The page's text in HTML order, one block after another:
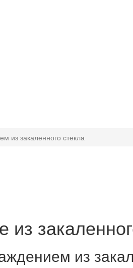
из закаленного стекла
из